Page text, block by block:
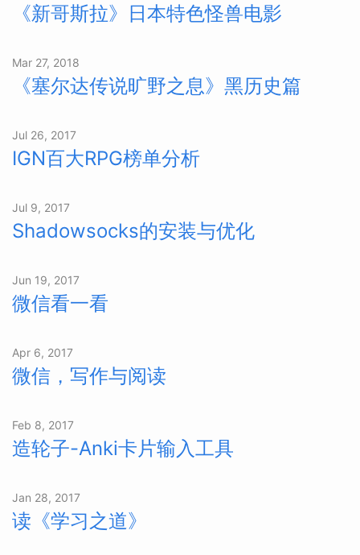
《新哥斯拉》日本特色怪兽电影
Mar 27, 2018
《塞尔达传说旷野之息》黑历史篇
Jul 26, 2017
IGN百大RPG榜单分析
Jul 9, 2017
Shadowsocks的安装与优化
Jun 19, 2017
微信看一看
Apr 6, 2017
微信，写作与阅读
Feb 8, 2017
造轮子-Anki卡片输入工具
Jan 28, 2017
读《学习之道》